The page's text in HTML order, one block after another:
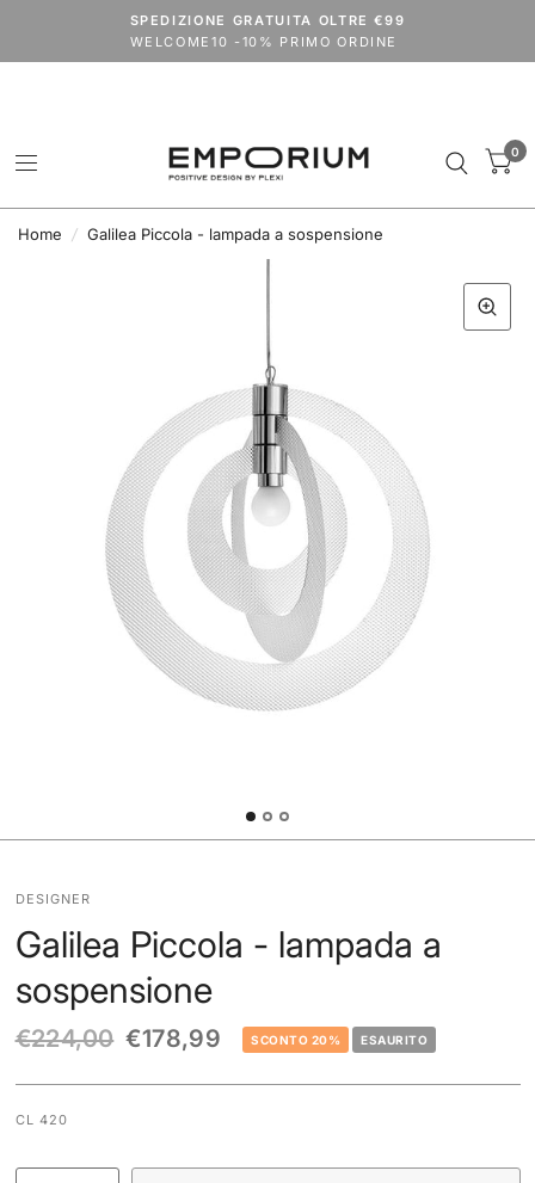
SPEDIZIONE GRATUITA OLTRE €99
WELCOME10 -10% PRIMO ORDINE
Spedizioni dal 24 agosto.
VACANZE2026extra 15% su tutto il catalogo (outlet escluso)
0
Home / Galilea Piccola - lampada a sospensione
DESIGNER
Galilea Piccola - lampada a
sospensione
€224,00 €178,99 SCONTO 20% ESAURITO
CL 420